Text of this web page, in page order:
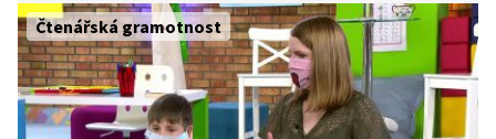
označení sloupečků i řádků do připravené tabulky.
Čtenářská gramotnost